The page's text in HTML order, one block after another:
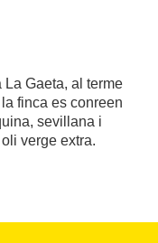
Gaeta, al terme
finca es conreen
sevillana i
verge extra.